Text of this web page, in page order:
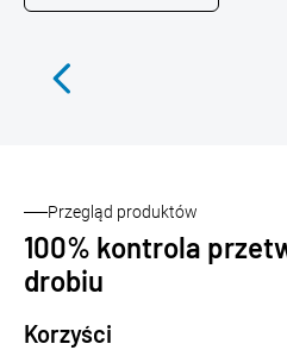
Przegląd produktów
100% kontrola
drobiu
Korzyści